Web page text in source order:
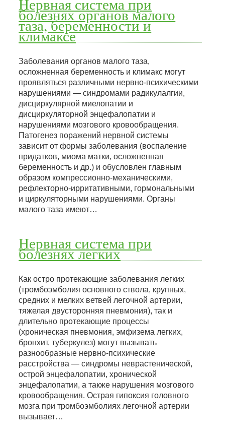
Нервная система при
болезнях органов малого
таза, беременности и
климаксе
Заболевания органов малого таза,
осложненная беременность и климакс могут
проявляться различными нервно-психическими
нарушениями — синдромами радикулалгии,
дисциркулярной миелопатии и
дисциркуляторной энцефалопатии и
нарушениями мозгового кровообращения.
Патогенез поражений нервной системы
зависит от формы заболевания (воспаление
придатков, миома матки, осложненная
беременность и др.) и обусловлен главным
образом компрессионно-механическими,
рефлекторно-ирритативными, гормональными
и циркуляторными нарушениями. Органы
малого таза имеют…
Нервная система при
болезнях легких
Как остро протекающие заболевания легких
(тромбоэмболия основного ствола, крупных,
средних и мелких ветвей легочной артерии,
тяжелая двусторонняя пневмония), так и
длительно протекающие процессы
(хроническая пневмония, эмфизема легких,
бронхит, туберкулез) могут вызывать
разнообразные нервно-психические
расстройства — синдромы неврастенической,
острой энцефалопатии, хронической
энцефалопатии, а также нарушения мозгового
кровообращения. Острая гипоксия головного
мозга при тромбоэмболиях легочной артерии
вызывает…